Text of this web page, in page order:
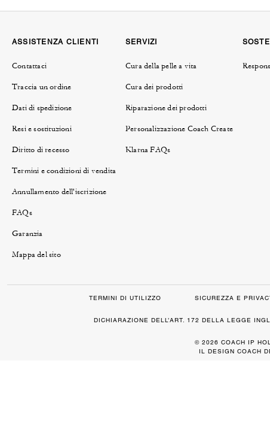
ASSISTENZA CLIENTI
Contattaci
Traccia un ordine
Dati di spedizione
Resi e sostituzioni
Diritto di recesso
Termini e condizioni di vendita
Annullamento dell'iscrizione
FAQs
Garanzia
Mappa del sito
SERVIZI
Cura della pelle a vita
Cura dei prodotti
Riparazione dei prodotti
Personalizzazione Coach Create
Klarna FAQs
TERMINI DI UTILIZZO SICUREZZA E
DICHIARAZIONE DELL’ART. 172 DELLA LEGGE
© 2026 COACH IP
IL DESIGN COACH